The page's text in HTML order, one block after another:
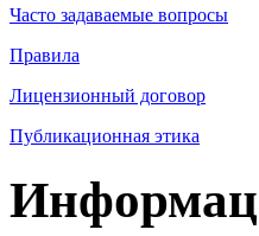
Часто задаваемые вопросы
Правила
Лицензионный договор
Публикационная этика